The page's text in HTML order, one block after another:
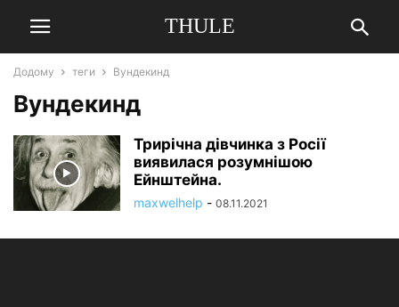
THULE
Додому теги Вундекинд
Вундекинд
Трирічна дівчинка з Росії
виявилася розумнішою
Ейнштейна.
maxwelhelp - 08.11.2021